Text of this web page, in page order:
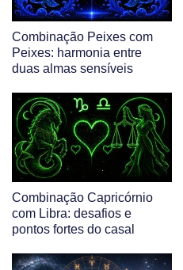
Combinação Peixes com
Peixes: harmonia entre
duas almas sensíveis
Combinação Capricórnio
com Libra: desafios e
pontos fortes do casal